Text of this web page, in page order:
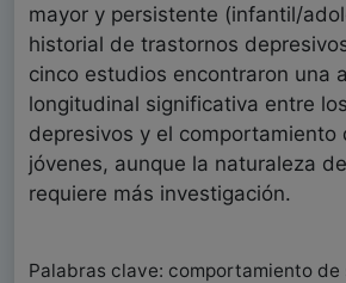
mayor y persistente (infantil/
historial de trastornos
cinco estudios encontraron una
longitudinal significativa entre
depresivos y el comportamiento
jóvenes, aunque la naturaleza
requiere más investigación.
Palabras clave: comportamiento de